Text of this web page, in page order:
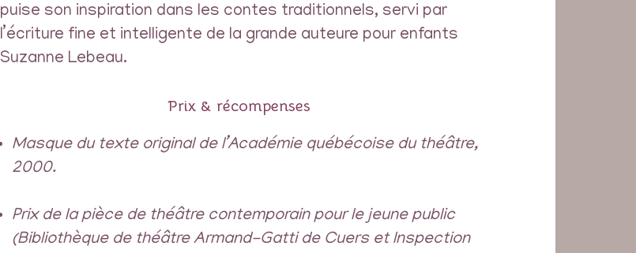
puise son inspiration dans les contes traditionnels, servi par
l’écriture fine et intelligente de la grande auteure pour enfants
Suzanne Lebeau.
Prix & récompenses
Masque du texte original de l’Académie québécoise du théâtre,
2000.
Prix de la pièce de théâtre contemporain pour le jeune public
(Bibliothèque de théâtre Armand-Gatti de Cuers et Inspection